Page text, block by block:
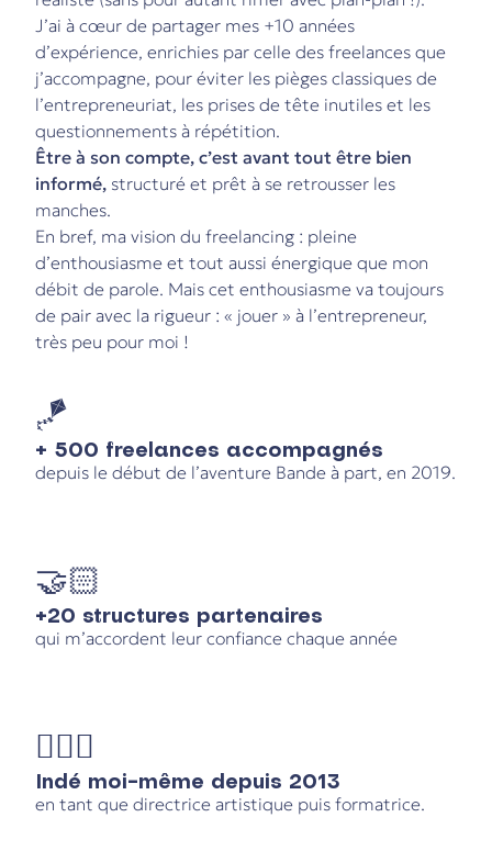
J’ai à cœur de partager mes +10 années
d’expérience, enrichies par celle des freelances que
j’accompagne, pour éviter les pièges classiques de
l’entrepreneuriat, les prises de tête inutiles et les
questionnements à répétition.
Être à son compte, c’est avant tout être bien
informé, structuré et prêt à se retrousser les
manches.
En bref, ma vision du freelancing : pleine
d’enthousiasme et tout aussi énergique que mon
débit de parole. Mais cet enthousiasme va toujours
de pair avec la rigueur : « jouer » à l’entrepreneur,
très peu pour moi !
🪁
+ 500 freelances accompagnés
depuis le début de l’aventure Bande à part, en 2019.
🤝🏻
+20 structures partenaires
qui m’accordent leur confiance chaque année
🙋🏻‍♀️
Indé moi-même depuis 2013
en tant que directrice artistique puis formatrice.